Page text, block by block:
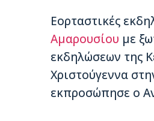
Εορταστικές
Αμαρουσίου με
εκδηλώσεων της
Χριστούγεννα
εκπροσώπησε ο